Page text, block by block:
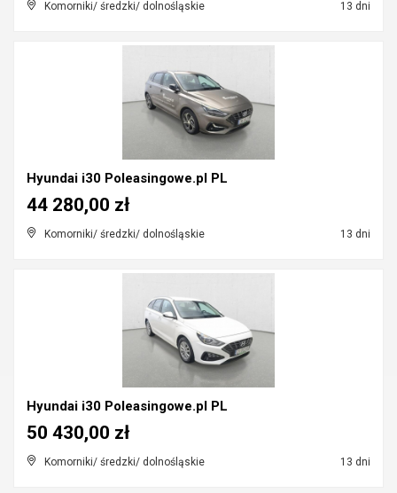
Komorniki/ średzki/ dolnośląskie 13 dni
Hyundai i30 Poleasingowe.pl PL
Komorniki/ średzki/ dolnośląskie 13 dni
44 280,00 zł
Hyundai i30 Poleasingowe.pl PL
Komorniki/ średzki/ dolnośląskie 13 dni
50 430,00 zł